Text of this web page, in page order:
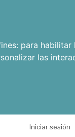
para habilitar
las
Iniciar sesión